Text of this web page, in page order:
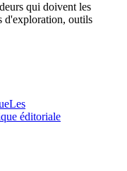
qui doivent les
d'exploration, outils
Les
éditoriale